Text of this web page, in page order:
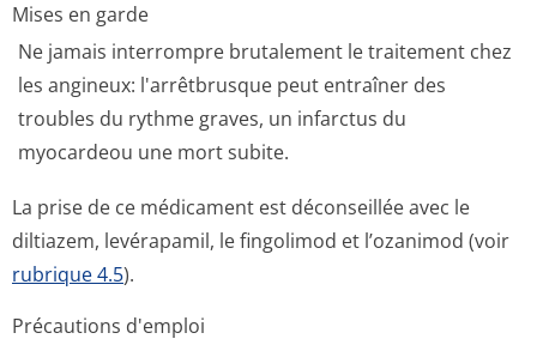
Mises en garde
Ne jamais interrompre brutalement le traitement chez
les angineux: l'arrêtbrusque peut entraîner des
troubles du rythme graves, un infarctus du
myocardeou une mort subite.
La prise de ce médicament est déconseillée avec le
diltiazem, levérapamil, le fingolimod et l’ozanimod (voir
rubrique 4.5).
Précautions d'emploi